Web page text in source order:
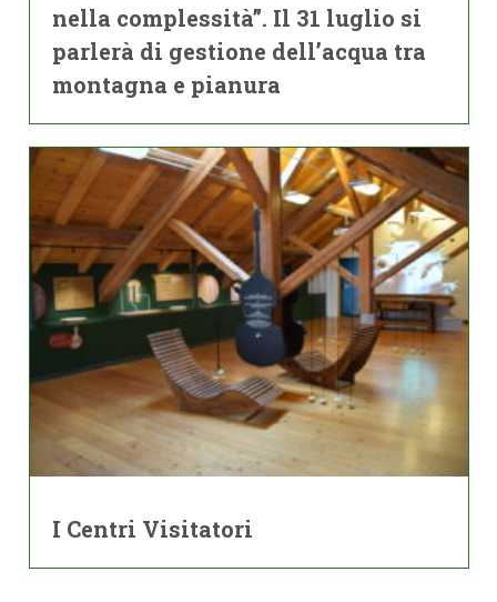
nella complessità”. Il 31 luglio si
parlerà di gestione dell’acqua tra
montagna e pianura
I Centri Visitatori